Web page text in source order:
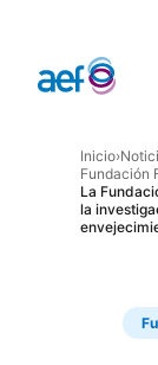
Inicio›
Fundación
La
la